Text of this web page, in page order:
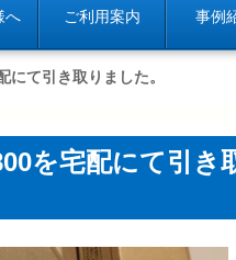
へ ご利用案内 事例
て引き取りました。
を宅配にて引き